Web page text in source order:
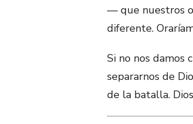
— que nuestros
diferente.
Si no nos damos
separarnos de
de la batalla.